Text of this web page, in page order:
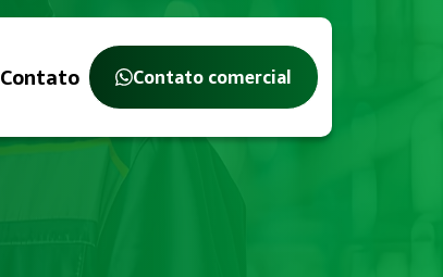
Contato Contato comercial